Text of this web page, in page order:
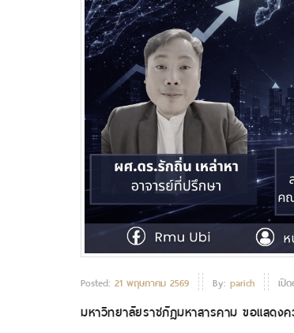
Posted: 21 พฤษภาคม 2569 By: parich เปิ
มหาวิทยาลัยราชภัฏมหาสารคาม ขอแสดง